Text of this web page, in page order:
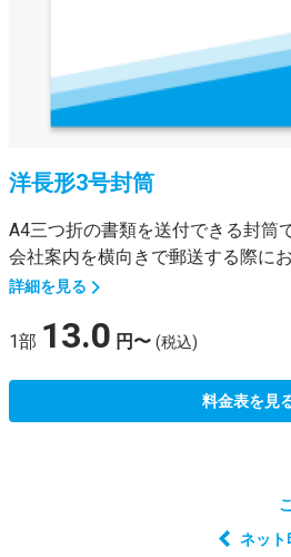
洋長形3号封筒
A4三つ折の書類を送付できる封筒
会社案内を横向きで郵送する際にお
詳細を見る
1部 13.0 円〜 (税込)
料金表を見
ネット